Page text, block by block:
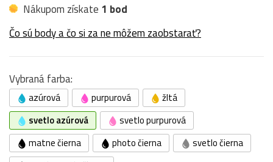
Nákupom získate 1 bod
Čo sú body a čo si za ne môžem zaobstarať?
Vybraná farba:
azúrová purpurová
žltá
svetlo azúrová
svetlo purpurová
matne čierna
photo čierna
svetlo čierna